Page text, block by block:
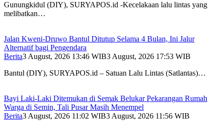
Gunungkidul (DIY), SURYAPOS.id -Kecelakaan lalu lintas yang
melibatkan…
Jalan Kweni-Druwo Bantul Ditutup Selama 4 Bulan, Ini Jalur
Alternatif bagi Pengendara
Berita3 August, 2026 13:46 WIB3 August, 2026 17:53 WIB
Bantul (DIY), SURYAPOS.id – Satuan Lalu Lintas (Satlantas)…
Bayi Laki-Laki Ditemukan di Semak Belukar Pekarangan Rumah
Warga di Semin, Tali Pusar Masih Menempel
Berita3 August, 2026 11:02 WIB3 August, 2026 11:56 WIB